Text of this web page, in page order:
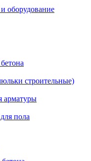
оборудование
строительные)
арматуры
пола